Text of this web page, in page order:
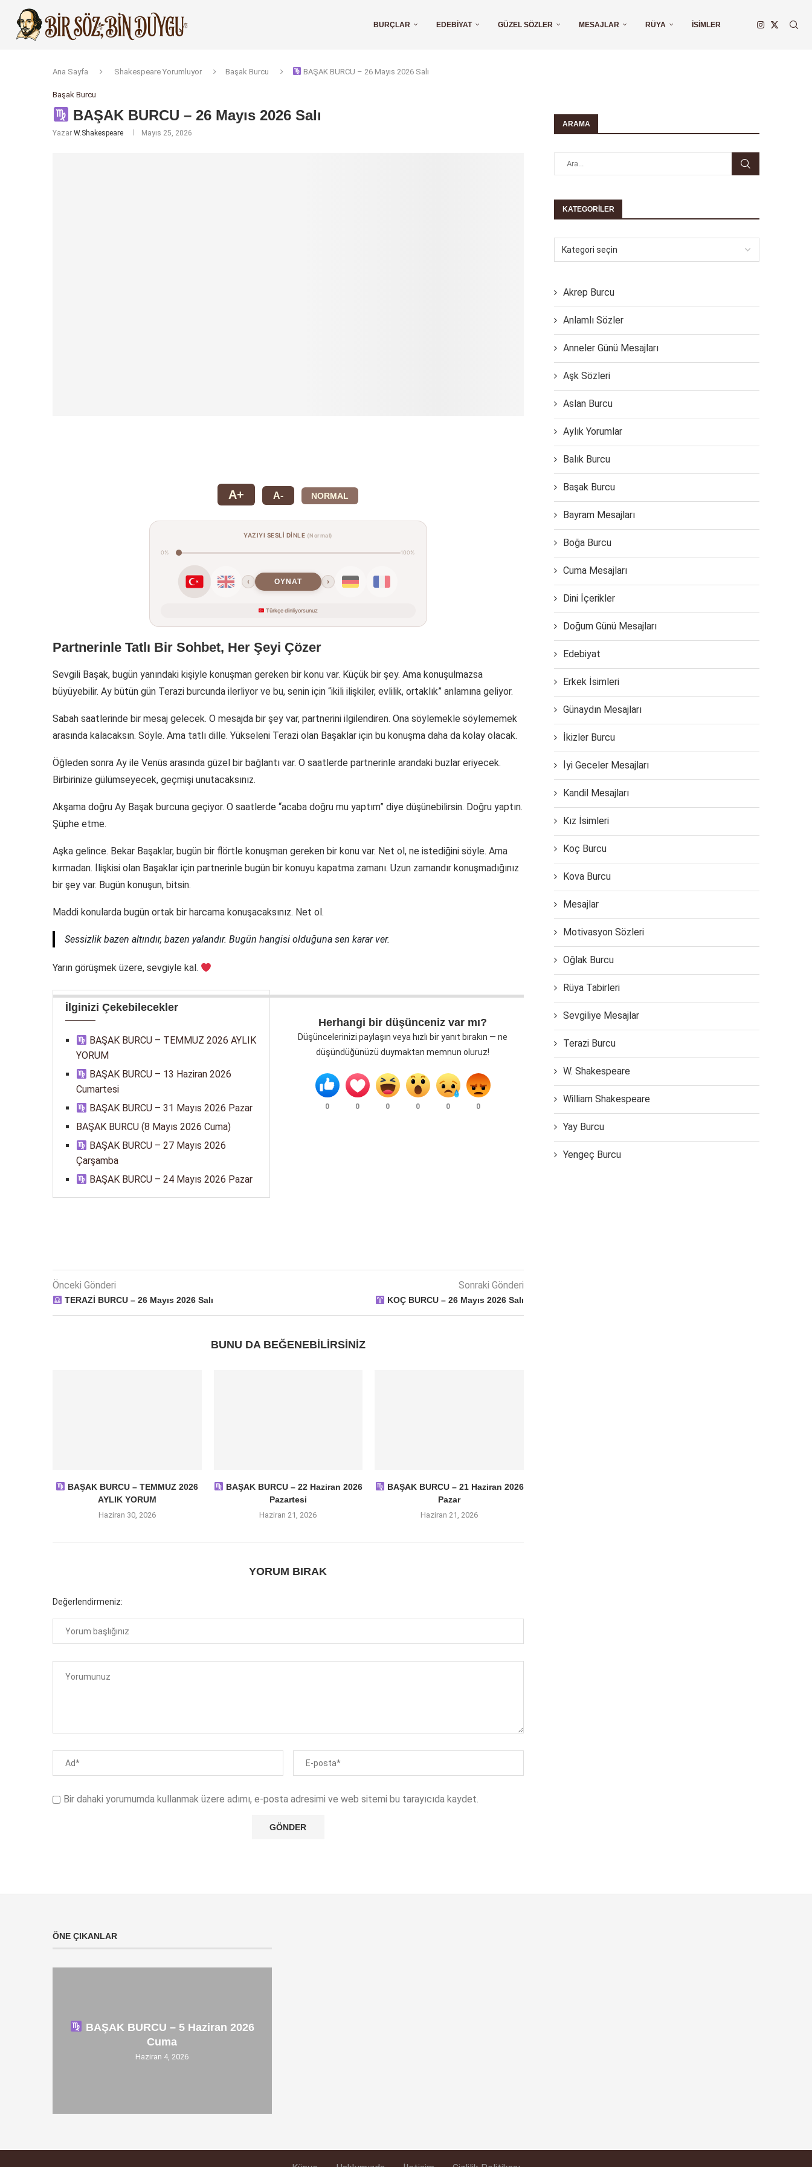
BURÇLAR EDEBIYAT GÜZEL SÖZLER MESAJLAR RÜYA İSIMLER
Ana Sayfa Shakespeare Yorumluyor Başak Burcu BAŞAK BURCU – 26 Mayıs 2026 Salı
Başak Burcu
BAŞAK BURCU – 26 Mayıs 2026 Salı
Yazar W.Shakespeare Mayıs 25, 2026
A+ A- NORMAL
YAZIYI SESLİ DİNLE (Normal)
0% 100%
‹ OYNAT ›
Türkçe dinliyorsunuz
Partnerinle Tatlı Bir Sohbet, Her Şeyi Çözer
Sevgili Başak, bugün yanındaki kişiyle konuşman gereken bir konu var. Küçük bir şey. Ama konuşulmazsa
büyüyebilir. Ay bütün gün Terazi burcunda ilerliyor ve bu, senin için “ikili ilişkiler, evlilik, ortaklık” anlamına geliyor.
Sabah saatlerinde bir mesaj gelecek. O mesajda bir şey var, partnerini ilgilendiren. Ona söylemekle söylememek
arasında kalacaksın. Söyle. Ama tatlı dille. Yükseleni Terazi olan Başaklar için bu konuşma daha da kolay olacak.
Öğleden sonra Ay ile Venüs arasında güzel bir bağlantı var. O saatlerde partnerinle arandaki buzlar eriyecek.
Birbirinize gülümseyecek, geçmişi unutacaksınız.
Akşama doğru Ay Başak burcuna geçiyor. O saatlerde “acaba doğru mu yaptım” diye düşünebilirsin. Doğru yaptın.
Şüphe etme.
Aşka gelince. Bekar Başaklar, bugün bir flörtle konuşman gereken bir konu var. Net ol, ne istediğini söyle. Ama
kırmadan. İlişkisi olan Başaklar için partnerinle bugün bir konuyu kapatma zamanı. Uzun zamandır konuşmadığınız
bir şey var. Bugün konuşun, bitsin.
Maddi konularda bugün ortak bir harcama konuşacaksınız. Net ol.
Sessizlik bazen altındır, bazen yalandır. Bugün hangisi olduğuna sen karar ver.
Yarın görüşmek üzere, sevgiyle kal.
İlginizi Çekebilecekler
BAŞAK BURCU – TEMMUZ 2026 AYLIK
YORUM
BAŞAK BURCU – 13 Haziran 2026
Cumartesi
BAŞAK BURCU – 31 Mayıs 2026 Pazar
BAŞAK BURCU (8 Mayıs 2026 Cuma)
BAŞAK BURCU – 27 Mayıs 2026
Çarşamba
BAŞAK BURCU – 24 Mayıs 2026 Pazar
Herhangi bir düşünceniz var mı?
Düşüncelerinizi paylaşın veya hızlı bir yanıt bırakın — ne
düşündüğünüzü duymaktan memnun oluruz!
0 0 0 0 0 0
Önceki Gönderi
TERAZİ BURCU – 26 Mayıs 2026 Salı
Sonraki Gönderi
KOÇ BURCU – 26 Mayıs 2026 Salı
BUNU DA BEĞENEBILIRSINIZ
BAŞAK BURCU – TEMMUZ 2026
AYLIK YORUM
Haziran 30, 2026
BAŞAK BURCU – 22 Haziran 2026
Pazartesi
Haziran 21, 2026
BAŞAK BURCU – 21 Haziran 2026
Pazar
Haziran 21, 2026
YORUM BIRAK
Değerlendirmeniz:
Bir dahaki yorumumda kullanmak üzere adımı, e-posta adresimi ve web sitemi bu tarayıcıda kaydet.
ARAMA
KATEGORILER
Akrep Burcu
Anlamlı Sözler
Anneler Günü Mesajları
Aşk Sözleri
Aslan Burcu
Aylık Yorumlar
Balık Burcu
Başak Burcu
Bayram Mesajları
Boğa Burcu
Cuma Mesajları
Dini İçerikler
Doğum Günü Mesajları
Edebiyat
Erkek İsimleri
Günaydın Mesajları
İkizler Burcu
İyi Geceler Mesajları
Kandil Mesajları
Kız İsimleri
Koç Burcu
Kova Burcu
Mesajlar
Motivasyon Sözleri
Oğlak Burcu
Rüya Tabirleri
Sevgiliye Mesajlar
Terazi Burcu
W. Shakespeare
William Shakespeare
Yay Burcu
Yengeç Burcu
ÖNE ÇIKANLAR
BAŞAK BURCU – 5 Haziran 2026
Cuma
Haziran 4, 2026